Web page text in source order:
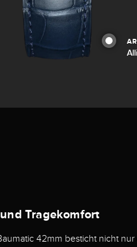
Tragekomfort
42mm besticht nicht